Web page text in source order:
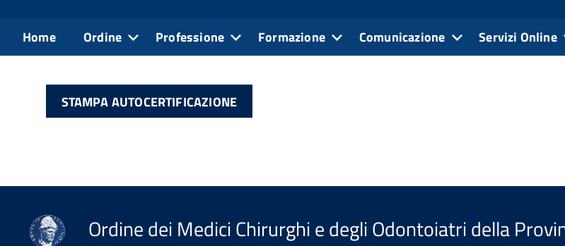
Home Ordine Professione Formazione Comunicazione Servizi Online
STAMPA AUTOCERTIFICAZIONE
Ordine dei Medici Chirurghi e degli Odontoiatri della